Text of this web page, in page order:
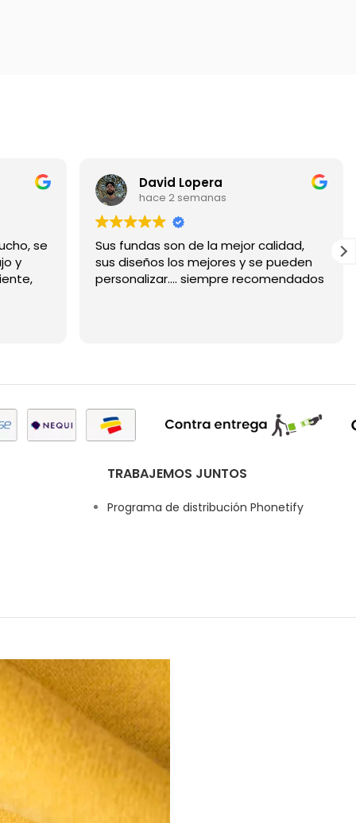
se
y
David Lopera
hace 2 semanas
Sus fundas son de la mejor calidad,
sus diseños los mejores y se pueden
personalizar.... siempre recomendados
TRABAJEMOS JUNTOS
Programa de distribución Phonetify